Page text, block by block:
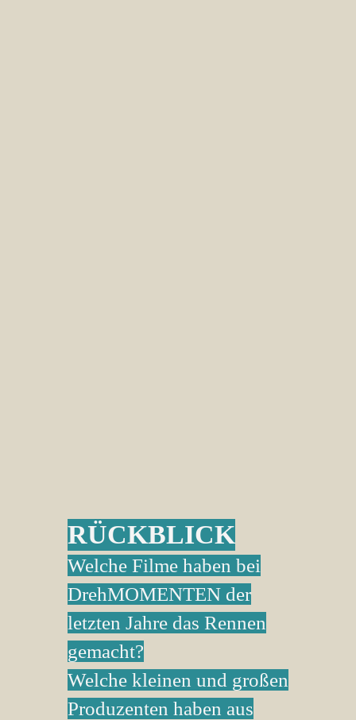
RÜCKBLICK
Welche Filme haben bei
DrehMOMENTEN der
letzten Jahre das Rennen
gemacht?
Welche kleinen und großen
Produzenten haben aus